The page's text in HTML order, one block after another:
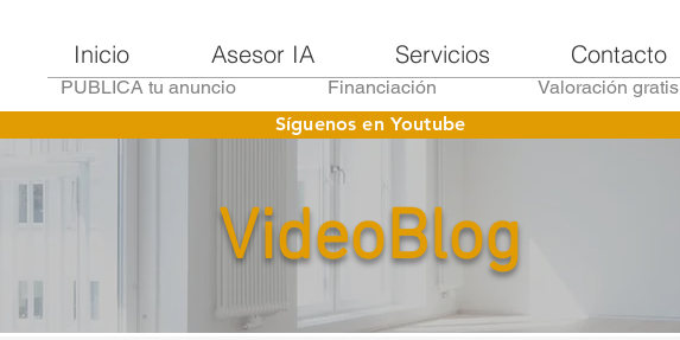
Inicio Asesor IA Servicios Contacto
PUBLICA tu anuncio Financiación
Valoración gratis
Síguenos en Youtube
VideoBlog